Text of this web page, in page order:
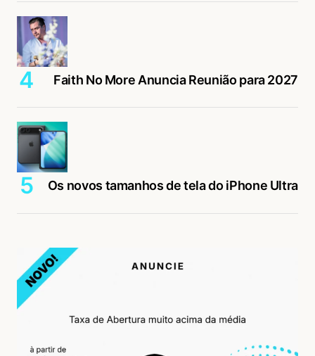
Faith No More Anuncia Reunião para 2027
Os novos tamanhos de tela do iPhone Ultra